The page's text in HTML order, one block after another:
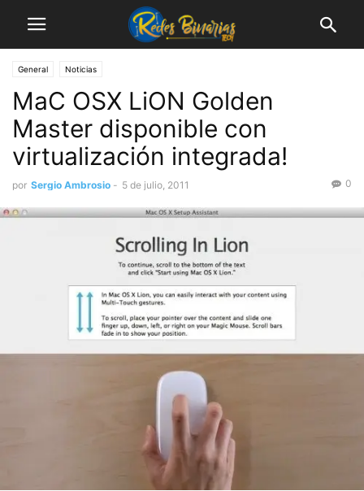
General Noticias
MaC OSX LiON Golden
Master disponible con
virtualización integrada!
por Sergio Ambrosio - 5 de julio, 2011 0